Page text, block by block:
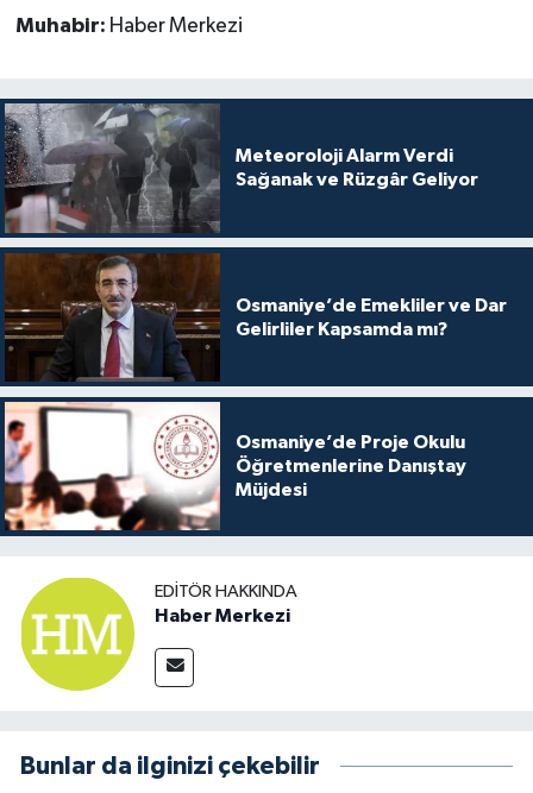
Muhabir: Haber Merkezi
Meteoroloji Alarm Verdi
Sağanak ve Rüzgâr Geliyor
Osmaniye’de Emekliler ve Dar
Gelirliler Kapsamda mı?
Osmaniye’de Proje Okulu
Öğretmenlerine Danıştay
Müjdesi
EDITÖR HAKKINDA
Haber Merkezi
Bunlar da ilginizi çekebilir